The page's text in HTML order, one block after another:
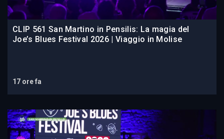
CLIP 561 San Martino in Pensilis: La magia del
Joe’s Blues Festival 2026 | Viaggio in Molise
17 ore fa